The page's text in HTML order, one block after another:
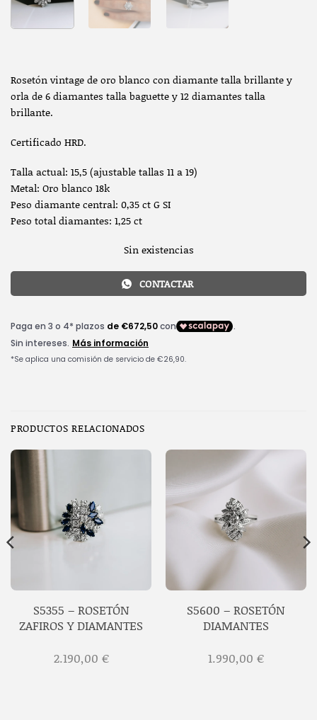
Rosetón vintage de oro blanco con diamante talla brillante y
orla de 6 diamantes talla baguette y 12 diamantes talla
brillante.
Certificado HRD.
Talla actual: 15,5 (ajustable tallas 11 a 19)
Metal: Oro blanco 18k
Peso diamante central: 0,35 ct G SI
Peso total diamantes: 1,25 ct
Sin existencias
CONTACTAR
PRODUCTOS RELACIONADOS
S5355 – ROSETÓN
ZAFIROS Y DIAMANTES
2.190,00 €
S5600 – ROSETÓN
DIAMANTES
1.990,00 €